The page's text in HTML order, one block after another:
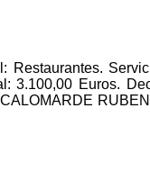
Restaurantes.
3.100,00 Euros.